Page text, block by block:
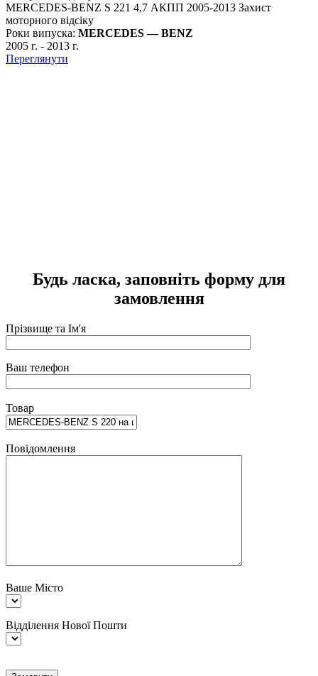
MERCEDES-BENZ S 221 4,7 АКПП 2005-2013 Захист
моторного відсіку
Роки випуска: MERCEDES — BENZ
2005 г. - 2013 г.
Переглянути
Будь ласка, заповніть форму для
замовлення
Прізвище та Ім'я
Ваш телефон
Товар
Повідомлення
Ваше Місто
Відділення Нової Пошти